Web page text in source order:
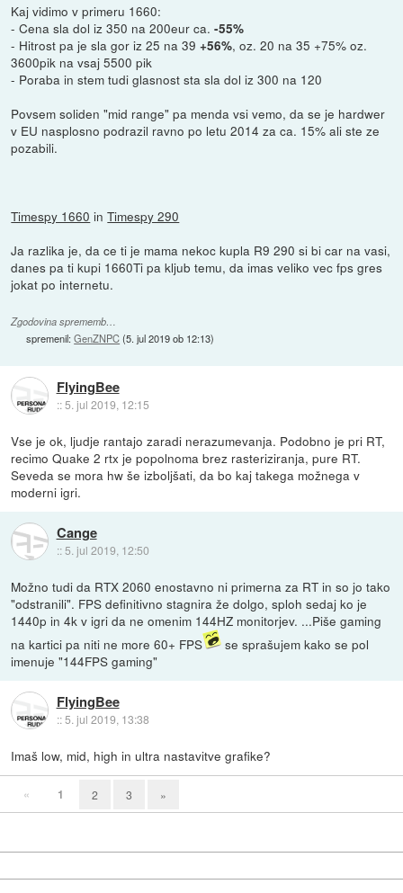
Kaj vidimo v primeru 1660:
- Cena sla dol iz 350 na 200eur ca.-55%
- Hitrost pa je sla gor iz 25 na 39+56%, oz. 20 na 35 +75% oz.
3600pik na vsaj 5500 pik
- Poraba in stem tudi glasnost sta sla dol iz 300 na 120
Povsem soliden "mid range" pa menda vsi vemo, da se je hardwer
v EU nasplosno podrazil ravno po letu 2014 za ca. 15% ali ste ze
pozabili.
Timespy 1660 inTimespy 290
Ja razlika je, da ce ti je mama nekoc kupla R9 290 si bi car na vasi,
danes pa ti kupi 1660Ti pa kljub temu, da imas veliko vec fps gres
jokat po internetu.
Zgodovina sprememb…
spremenil:GenZNPC(5. jul 2019 ob 12:13)
FlyingBee
::5. jul 2019, 12:15
Vse je ok, ljudje rantajo zaradi nerazumevanja. Podobno je pri RT,
recimo Quake 2 rtx je popolnoma brez rasteriziranja, pure RT.
Seveda se mora hw še izboljšati, da bo kaj takega možnega v
moderni igri.
Cange
:: 5. jul 2019, 12:50
Možno tudi da RTX 2060 enostavno ni primerna za RT in so jo tako
"odstranili". FPS definitivno stagnira že dolgo, sploh sedaj ko je
1440p in 4k v igri da ne omenim 144HZ monitorjev. ...Piše gaming
na kartici pa niti ne more 60+ FPS
se sprašujem kako se pol
imenuje "144FPS gaming"
FlyingBee
::5. jul 2019, 13:38
Imaš low, mid, high in ultra nastavitve grafike?
« 1 2 3 »